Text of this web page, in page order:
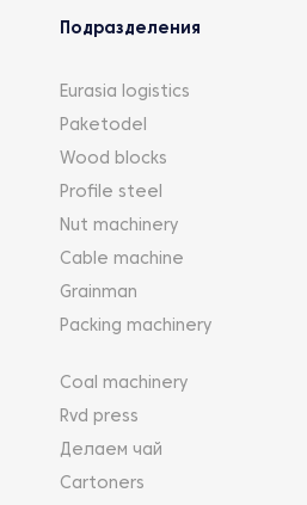
Подразделения
Eurasia logistics
Paketodel
Wood blocks
Profile steel
Nut machinery
Cable machine
Grainman
Packing machinery
Coal machinery
Rvd press
Делаем чай
Cartoners